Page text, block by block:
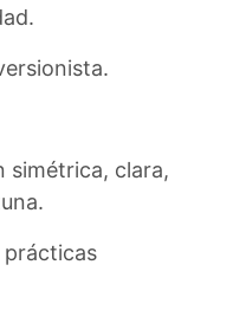
simétrica, clara,
prácticas